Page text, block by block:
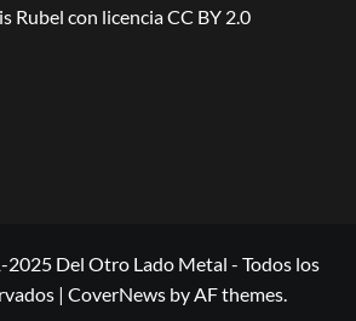
Rubel con licenciaCC BY 2.0
Del Otro Lado Metal - Todos los
| CoverNews by AF themes.